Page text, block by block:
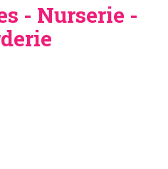
- Nurserie -